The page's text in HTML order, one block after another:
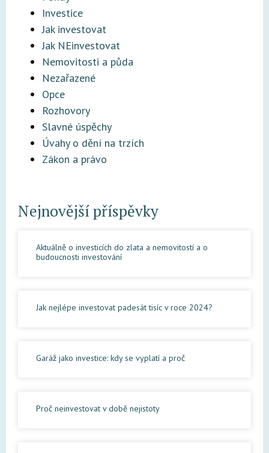
Investice
Jak investovat
Jak NEinvestovat
Nemovitosti a půda
Nezařazené
Opce
Rozhovory
Slavné úspěchy
Úvahy o dění na trzích
Zákon a právo
Nejnovější příspěvky
Aktuálně o investicích do zlata a nemovitostí a o
budoucnosti investování
Jak nejlépe investovat padesát tisíc v roce 2024?
Garáž jako investice: kdy se vyplatí a proč
Proč neinvestovat v době nejistoty